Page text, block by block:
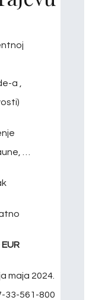
a ,
…
maja 2024.
33-561-800